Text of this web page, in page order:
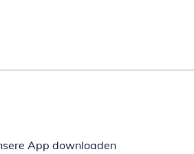
App downloadenÖffnet in